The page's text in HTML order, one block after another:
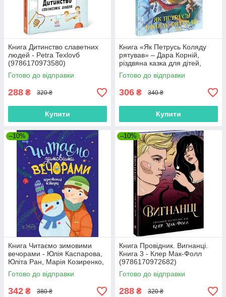
Книга Дитинство славетних
людей - Petra Texlovб
(9786170973580)
Готово до відправки
288 ₴ 320 ₴
Купити
Книга «Як Петрусь Коляду
рятував» – Дара Корній,
різдвяна казка для дітей,
зимова історія, українська
книга (9786170979926)
Готово до відправки
306 ₴ 340 ₴
Купити
–10%
Книга Читаємо зимовими
вечорами - Юлія Каспарова,
Юліта Ран, Марія Козиренко,
Ганна Макуліна, Інна
Конопленко, Катерина
Тіхозора
Готово до відправки
342 ₴ 380 ₴
–10%
Книга Провідник. Вигнанці.
Книга 3 - Клер Мак-Фолл
(9786170972682)
Готово до відправки
288 ₴ 320 ₴